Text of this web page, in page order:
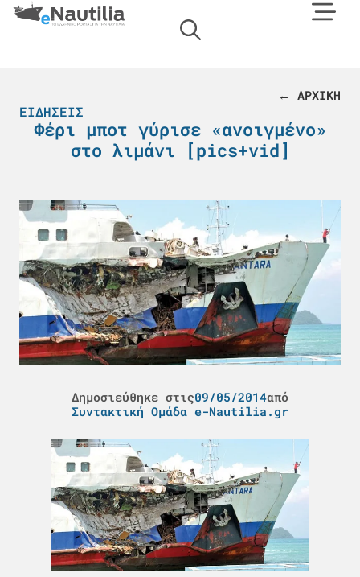
← ΑΡΧΙΚΗ
ΕΙΔΉΣΕΙΣ
Φέρι μποτ γύρισε «ανοιγμένο»
στο λιμάνι [pics+vid]
Δημοσιεύθηκε στις09/05/2014από
Συντακτική Ομάδα e-Nautilia.gr